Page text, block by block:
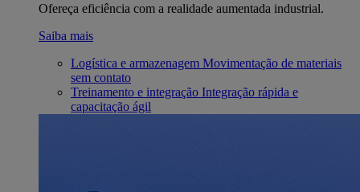
Ofereça eficiência com a realidade aumentada industrial.
Saiba mais
Logística e armazenagem Movimentação de materiais
sem contato
Treinamento e integração Integração rápida e
capacitação ágil